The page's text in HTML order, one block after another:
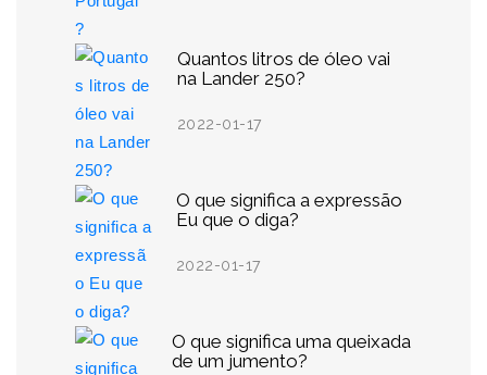
Quantos litros de óleo vai
na Lander 250?
2022-01-17
O que significa a expressão
Eu que o diga?
2022-01-17
O que significa uma queixada
de um jumento?